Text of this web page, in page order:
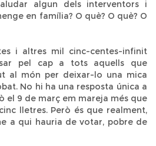
algun dels interventors i
en família? O què? O què? O
i altres mil cinc-centes-infinit
pel cap a tots aquells que
al món per deixar-lo una mica
No hi ha una resposta única a
el 9 de març em mareja més que
lletres. Però és que realment,
a qui hauria de votar, pobre de